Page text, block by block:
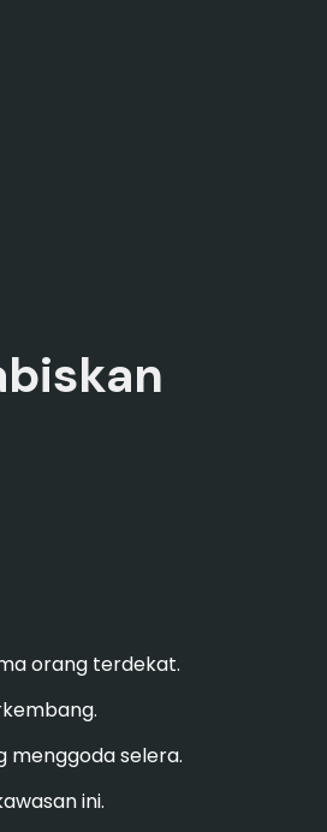
orang terdekat.
menggoda selera.
ini.